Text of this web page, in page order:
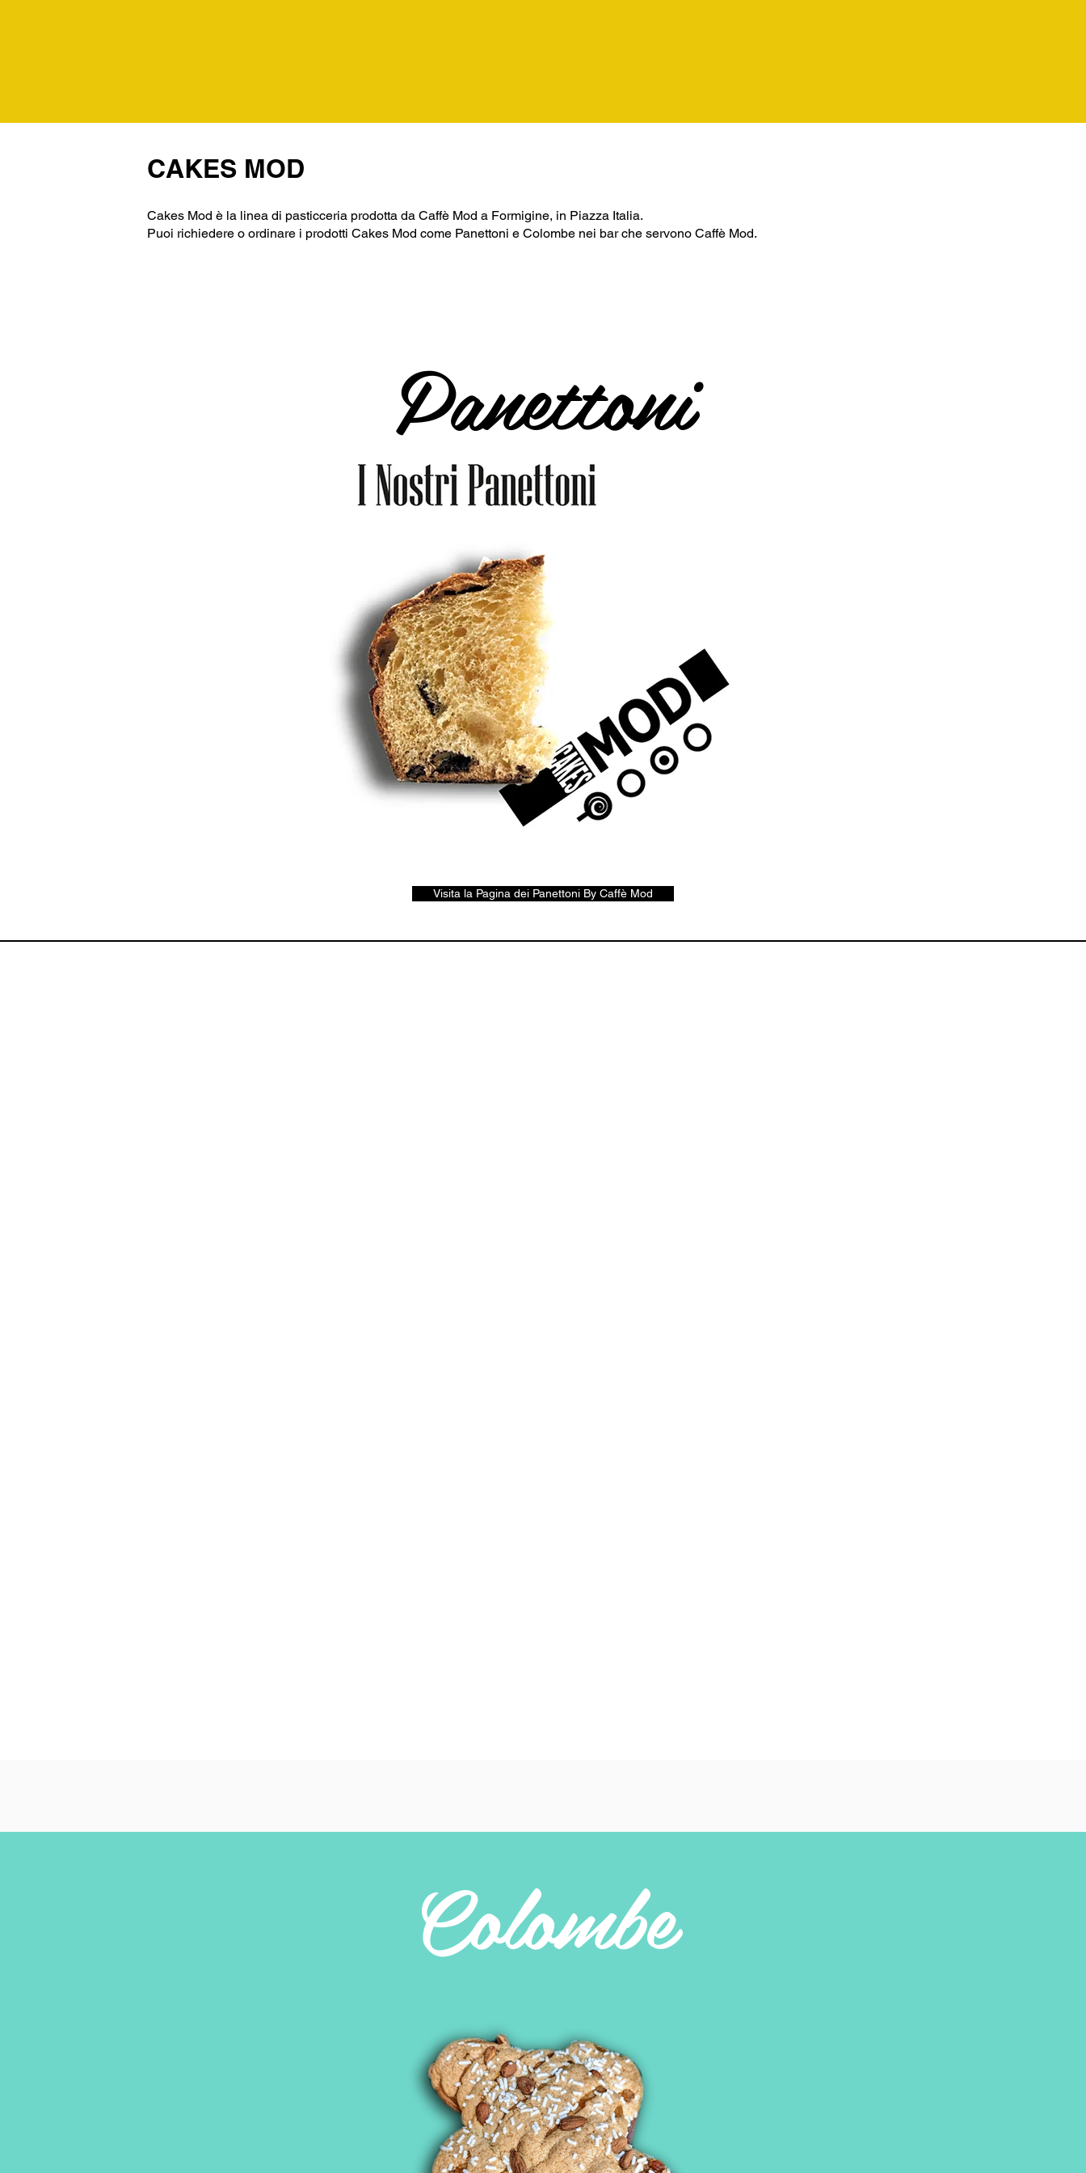
CAKES MOD
Cakes Mod è la linea di pasticceria prodotta da Caffè Mod a Formigine, in Piazza Italia.
Puoi richiedere o ordinare i prodotti Cakes Mod come Panettoni e Colombe nei bar che servono Caffè Mod.
Panettoni
Visita la Pagina dei Panettoni By Caffè Mod
Colombe